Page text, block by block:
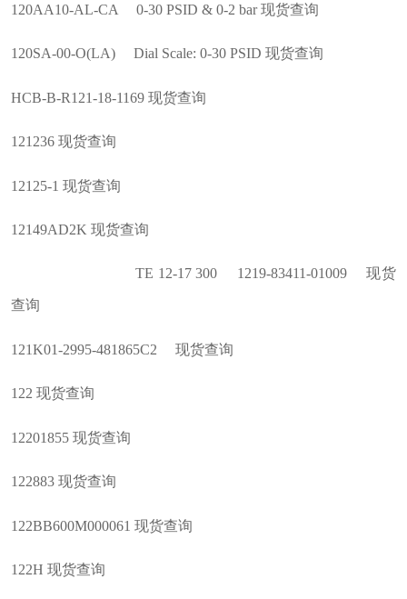
120AA10-AL-CA 0-30 PSID & 0-2 bar 现货查询
120SA-00-O(LA) Dial Scale: 0-30 PSID 现货查询
HCB-B-R121-18-1169 现货查询
121236 现货查询
12125-1 现货查询
12149AD2K 现货查询
TE 12-17 300 1219-83411-01009 现货
查询
121K01-2995-481865C2 现货查询
122 现货查询
12201855 现货查询
122883 现货查询
122BB600M000061 现货查询
122H 现货查询